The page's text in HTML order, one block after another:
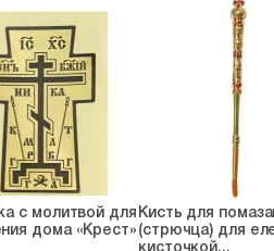
с молитвой для
дома «Крест»
Кисть для
(стрючца) для